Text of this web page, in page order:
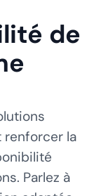
de
renforcer la
Parlez à